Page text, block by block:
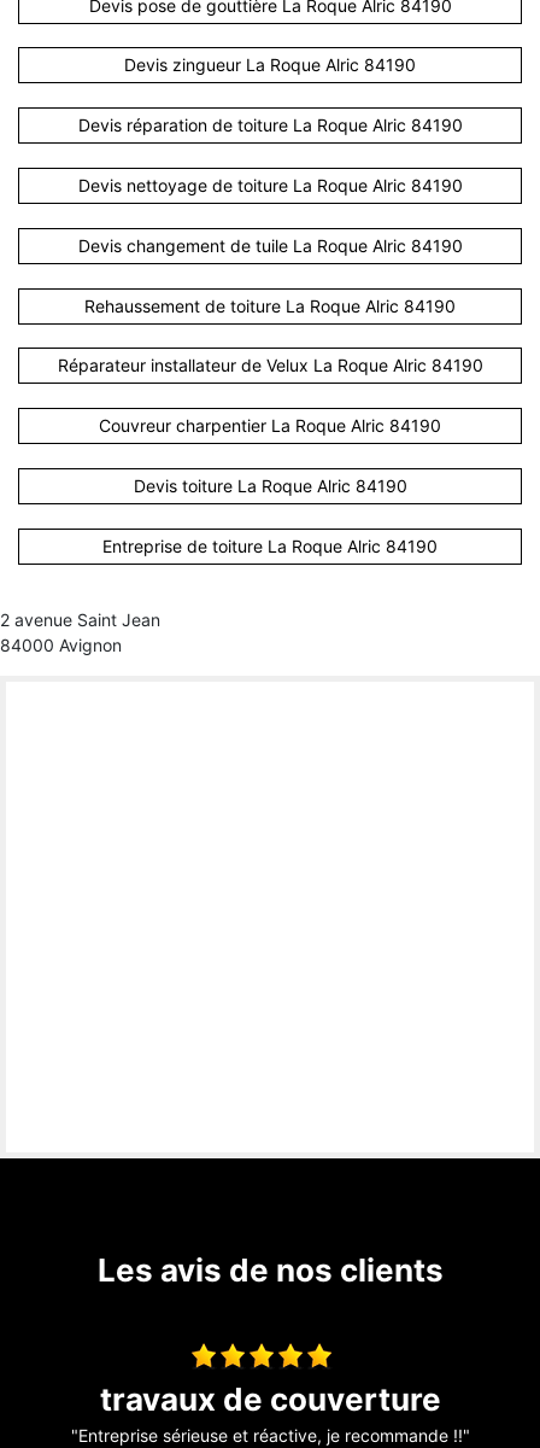
Devis pose de gouttière La Roque Alric 84190
Devis zingueur La Roque Alric 84190
Devis réparation de toiture La Roque Alric 84190
Devis nettoyage de toiture La Roque Alric 84190
Devis changement de tuile La Roque Alric 84190
Rehaussement de toiture La Roque Alric 84190
Réparateur installateur de Velux La Roque Alric 84190
Couvreur charpentier La Roque Alric 84190
Devis toiture La Roque Alric 84190
Entreprise de toiture La Roque Alric 84190
2 avenue Saint Jean
84000 Avignon
Les avis de nos clients
Travaux de couverture
"Au top !! "